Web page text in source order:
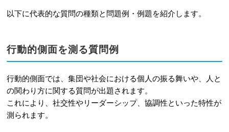
以下に代表的な質問の種類と問題例・例題を紹介します。
行動的側面を測る質問例
行動的側面では、集団や社会における個人の振る舞いや、人と
の関わり方に関する質問が出題されます。
これにより、社交性やリーダーシップ、協調性といった特性が
測られます。